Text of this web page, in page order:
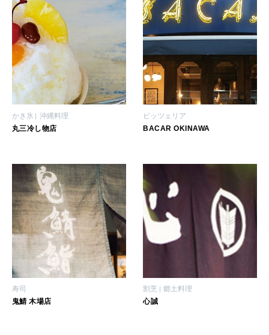
CULTURE
自分を耕す
WORK&MONEY
いい人生って？
MAGAZINE
2026年9月号「北海道 おいしく遊ぶ、夏のご褒美旅。」
2026年8月号『お茶の時間です。』
2026年7月号「鎌倉 ローカルが 教えてくれた 本当の歩き方。」
2026年6月号「大銀座 トレンドが生まれる 新しい一流店へ。」
MAGAZINE MOOK
FOLLOW US!
かき氷 沖縄料理
丸三冷し物店
ピッツェリア
BACAR OKINAWA
寿司
鬼鯖 木場店
割烹 郷土料理
心誠